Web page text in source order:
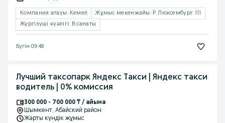
Компания атауы: Кемел
Жұмыс мекенжайы: Р. Люксембург 111
Жүргізуші куәлігі: B санаты
Бүгін 09:48
Лучший таксопарк Яндекс Такси | Яндекс такси
водитель | 0% комиссия
300 000 - 700 000 ₸ / айына
Шымкент, Абайский район
Жарты күндік жұмыс